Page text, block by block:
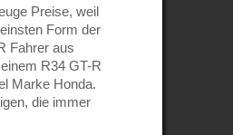
Preise, weil
Form der
Fahrer aus
R34 GT-R
Marke Honda.
die immer